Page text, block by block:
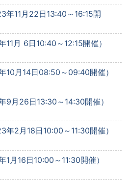
年11月22日13:40～16:15開
月 6日10:40～12:15開催）
10月14日08:50～09:40開催）
9月26日13:30～14:30開催）
2月18日10:00～11:30開催）
月16日10:00～11:30開催）